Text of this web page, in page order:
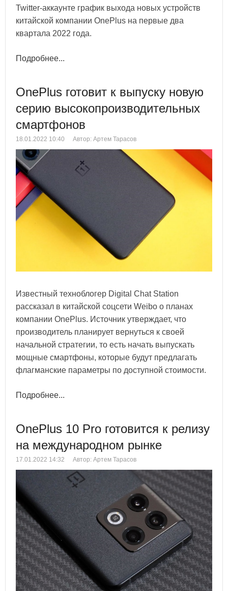
Twitter-аккаунте график выхода новых устройств
китайской компании OnePlus на первые два
квартала 2022 года.
Подробнее...
OnePlus готовит к выпуску новую
серию высокопроизводительных
смартфонов
18.01.2022 10:40 Автор: Артем Тарасов
Известный техноблогер Digital Chat Station
рассказал в китайской соцсети Weibo о планах
компании OnePlus. Источник утверждает, что
производитель планирует вернуться к своей
начальной стратегии, то есть начать выпускать
мощные смартфоны, которые будут предлагать
флагманские параметры по доступной стоимости.
Подробнее...
OnePlus 10 Pro готовится к релизу
на международном рынке
17.01.2022 14:32 Автор: Артем Тарасов